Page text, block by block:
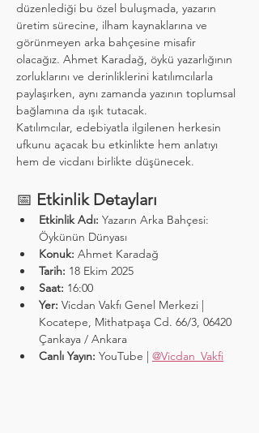
düzenlediği bu özel buluşmada, yazarın
üretim sürecine, ilham kaynaklarına ve
görünmeyen arka bahçesine misafir
olacağız. Ahmet Karadağ, öykü yazarlığının
zorluklarını ve derinliklerini katılımcılarla
paylaşırken, aynı zamanda yazının toplumsal
bağlamına da ışık tutacak.
Katılımcılar, edebiyatla ilgilenen herkesin
ufkunu açacak bu etkinlikte hem anlatıyı
hem de vicdanı birlikte düşünecek.
📅 Etkinlik Detayları
Etkinlik Adı: Yazarın Arka Bahçesi:
Öykünün Dünyası
Konuk: Ahmet Karadağ
Tarih: 18 Ekim 2025
Saat: 16:00
Yer: Vicdan Vakfı Genel Merkezi |
Kocatepe, Mithatpaşa Cd. 66/3, 06420
Çankaya / Ankara
Canlı Yayın: YouTube | @Vicdan_Vakfi